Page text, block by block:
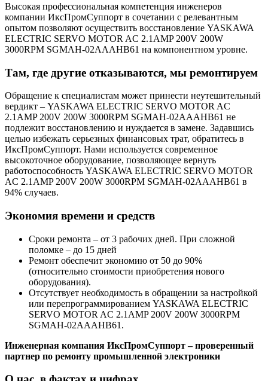
Высокая профессиональная компетенция инженеров
компании ИксПромСуппорт в сочетании с релевантным
опытом позволяют осуществить восстановление YASKAWA
ELECTRIC SERVO MOTOR AC 2.1AMP 200V 200W
3000RPM SGMAH-02AAAHB61 на компонентном уровне.
Там, где другие отказываются, мы ремонтируем
Обращение к специалистам может принести неутешительный
вердикт – YASKAWA ELECTRIC SERVO MOTOR AC
2.1AMP 200V 200W 3000RPM SGMAH-02AAAHB61 не
подлежит восстановлению и нуждается в замене. Задавшись
целью избежать серьезных финансовых трат, обратитесь в
ИксПромСуппорт. Нами используется современное
высокоточное оборудование, позволяющее вернуть
работоспособность YASKAWA ELECTRIC SERVO MOTOR
AC 2.1AMP 200V 200W 3000RPM SGMAH-02AAAHB61 в
94% случаев.
Экономия времени и средств
Сроки ремонта – от 3 рабочих дней. При сложной
поломке – до 15 дней
Ремонт обеспечит экономию от 50 до 90%
(относительно стоимости приобретения нового
оборудования).
Отсутствует необходимость в обращении за настройкой
или перепрограммированием YASKAWA ELECTRIC
SERVO MOTOR AC 2.1AMP 200V 200W 3000RPM
SGMAH-02AAAHB61.
Инженерная компания ИксПромСуппорт – проверенный
партнер по ремонту промышленной электроники